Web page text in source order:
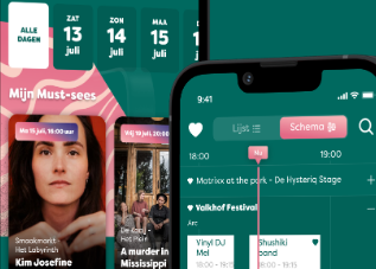
Informatie
Vierdaagsefeesten
Veelgestelde vragen